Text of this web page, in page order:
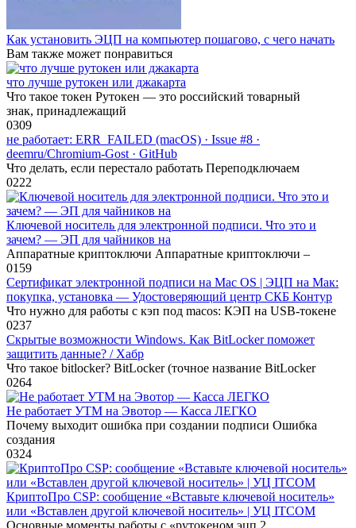
Как установить ЭЦП на компьютер пошагово, с чего начать
Вам также может понравиться
что лучше рутокен или джакарта
Что такое токен Рутокен — это российский товарный
знак, принадлежащий
0309
не работает: ERR_FAILED (macOS) · Issue #8 ·
deemru/Chromium-Gost · GitHub
Что делать, если перестало работать Переподключаем
0222
Ключевой носитель для электронной подписи. Что это и
зачем? — ЭП для чайников на
Аппаратные криптоключи Аппаратные криптоключи –
0159
Cертификат электронной подписи на Mac OS | ЭЦП на Мак:
покупка, установка — Удостоверяющий центр СКБ Контур
Что нужно для работы с кэп под macos: КЭП на USB-токене
0237
Скрытые возможности Windows. Как BitLocker поможет
защитить данные? / Хабр
Что такое bitlocker? BitLocker (точное название BitLocker
0264
Не работает УТМ на Эвотор — Касса ЛЕГКО
Почему выходит ошибка при создании подписи Ошибка
создания
0324
КриптоПро CSP: сообщение «Вставьте ключевой носитель»
или «Вставлен другой ключевой носитель» | УЦ ITCOM
Основные моменты работы с «рутокеном эцп 2.